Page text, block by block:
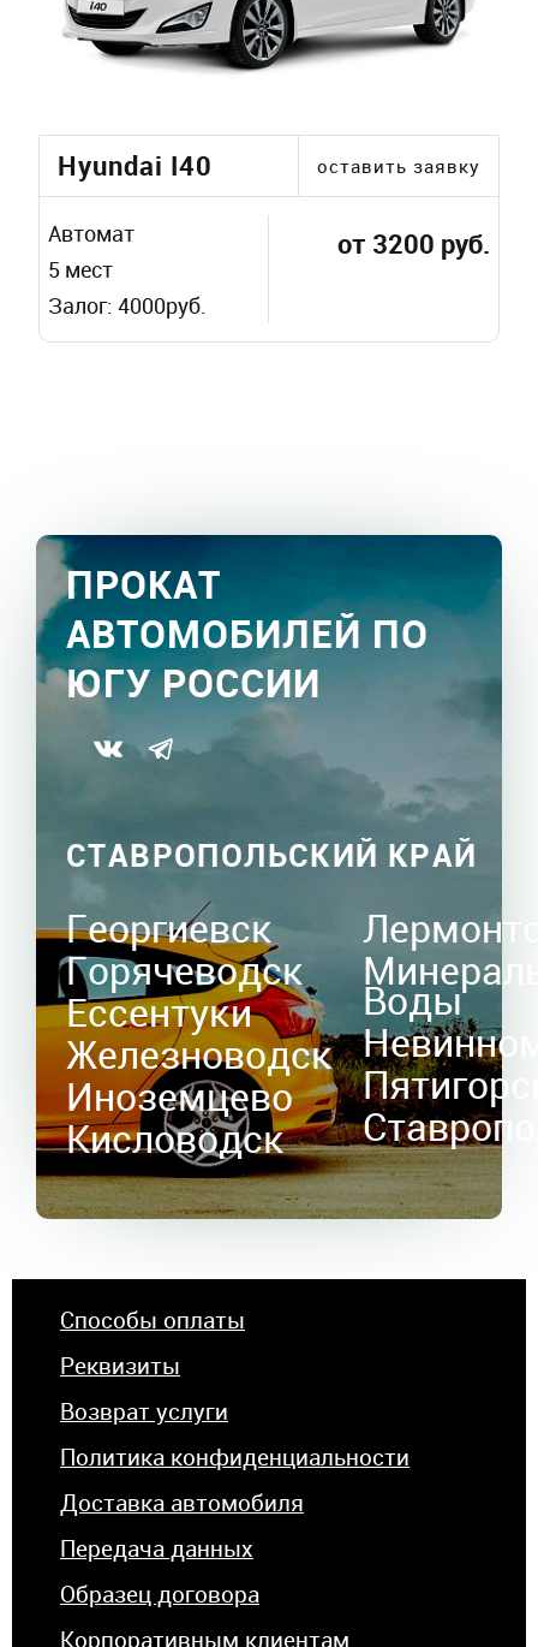
Hyundai I40 оставить заявку
Автомат
5 мест
Залог: 4000руб.
от 3200 руб.
ПРОКАТ
АВТОМОБИЛЕЙ ПО
ЮГУ РОССИИ
СТАВРОПОЛЬСКИЙ КРАЙ
Георгиевск
Горячеводск
Ессентуки
Железноводск
Иноземцево
Кисловодск
Воды
Способы оплаты
Реквизиты
Возврат услуги
Политика конфиденциальности
Доставка автомобиля
Передача данных
Образец договора
Корпоративным клиентам